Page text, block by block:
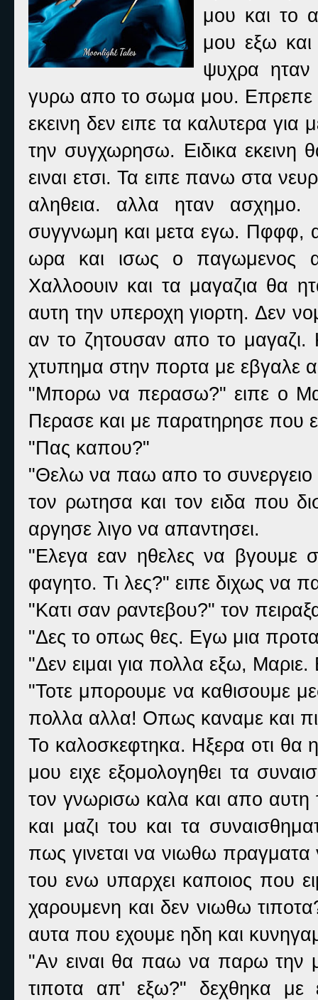
μου και το
μου εξω
ψυχρα ηταν
γυρω απο το σωμα μου. Επρεπε
εκεινη δεν ειπε τα καλυτερα
την συγχωρησω. Ειδικα εκεινη
ειναι ετσι. Τα ειπε πανω στα
αληθεια. αλλα ηταν ασχημο.
συγγνωμη και μετα εγω. Πφφφ,
ωρα και ισως ο παγωμενος
Χαλλοουιν και τα μαγαζια θα
αυτη την υπεροχη γιορτη. Δεν
αν το ζητουσαν απο το
χτυπημα στην πορτα με εβγαλε
"Μπορω να περασω?" ειπε ο
Περασε και με παρατηρησε που
"Πας καπου?"
"Θελω να παω απο το
τον ρωτησα και τον ειδα που
αργησε λιγο να απαντησει.
"Ελεγα εαν ηθελες να βγουμε
φαγητο. Τι λες?" ειπε διχως να
"Κατι σαν ραντεβου?" τον
"Δες το οπως θες. Εγω μια
"Δεν ειμαι για πολλα εξω,
"Τοτε μπορουμε να καθισουμε
πολλα αλλα! Οπως καναμε και
Το καλοσκεφτηκα. Ηξερα οτι
μου ειχε εξομολογηθει τα
τον γνωρισω καλα και απο αυτη
και μαζι του και τα
πως γινεται να νιωθω πραγματα
του ενω υπαρχει καποιος που
χαρουμενη και δεν νιωθω
αυτα που εχουμε ηδη και
"Αν ειναι θα παω να παρω την
τιποτα απ' εξω?" δεχθηκα με